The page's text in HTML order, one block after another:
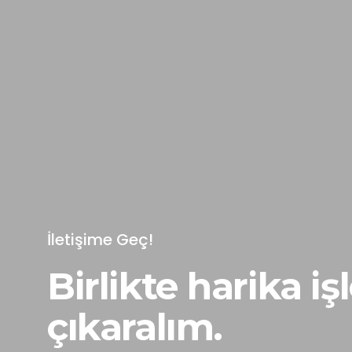
İletişime Geç!
Birlikte harika
çıkaralım.